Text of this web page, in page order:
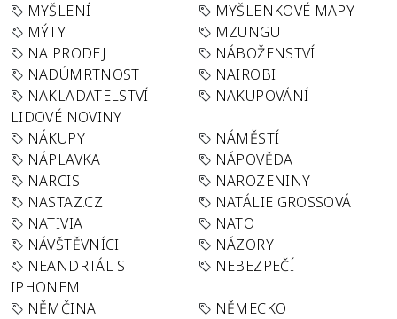
MYŠLENÍ
MYŠLENKOVÉ MAPY
MÝTY
MZUNGU
NA PRODEJ
NÁBOŽENSTVÍ
NADÚMRTNOST
NAIROBI
NAKLADATELSTVÍ
LIDOVÉ NOVINY
NAKUPOVÁNÍ
NÁKUPY
NÁMĚSTÍ
NÁPLAVKA
NÁPOVĚDA
NARCIS
NAROZENINY
NASTAZ.CZ
NATÁLIE GROSSOVÁ
NATIVIA
NATO
NÁVŠTĚVNÍCI
NÁZORY
NEANDRTÁL S
IPHONEM
NEBEZPEČÍ
NĚMČINA
NĚMECKO